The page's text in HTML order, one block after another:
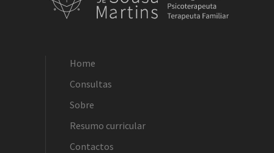
Home
Consultas
Sobre
Resumo curricular
Contactos